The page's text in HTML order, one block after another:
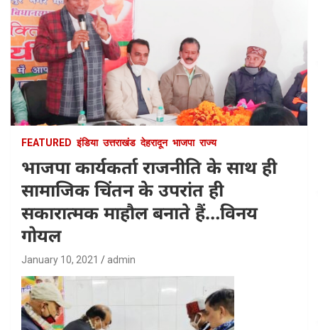
FEATURED इंडिया उत्तराखंड देहरादून भाजपा राज्य
भाजपा कार्यकर्ता राजनीति के साथ ही
सामाजिक चिंतन के उपरांत ही
सकारात्मक माहौल बनाते हैं…विनय
गोयल
January 10, 2021 admin